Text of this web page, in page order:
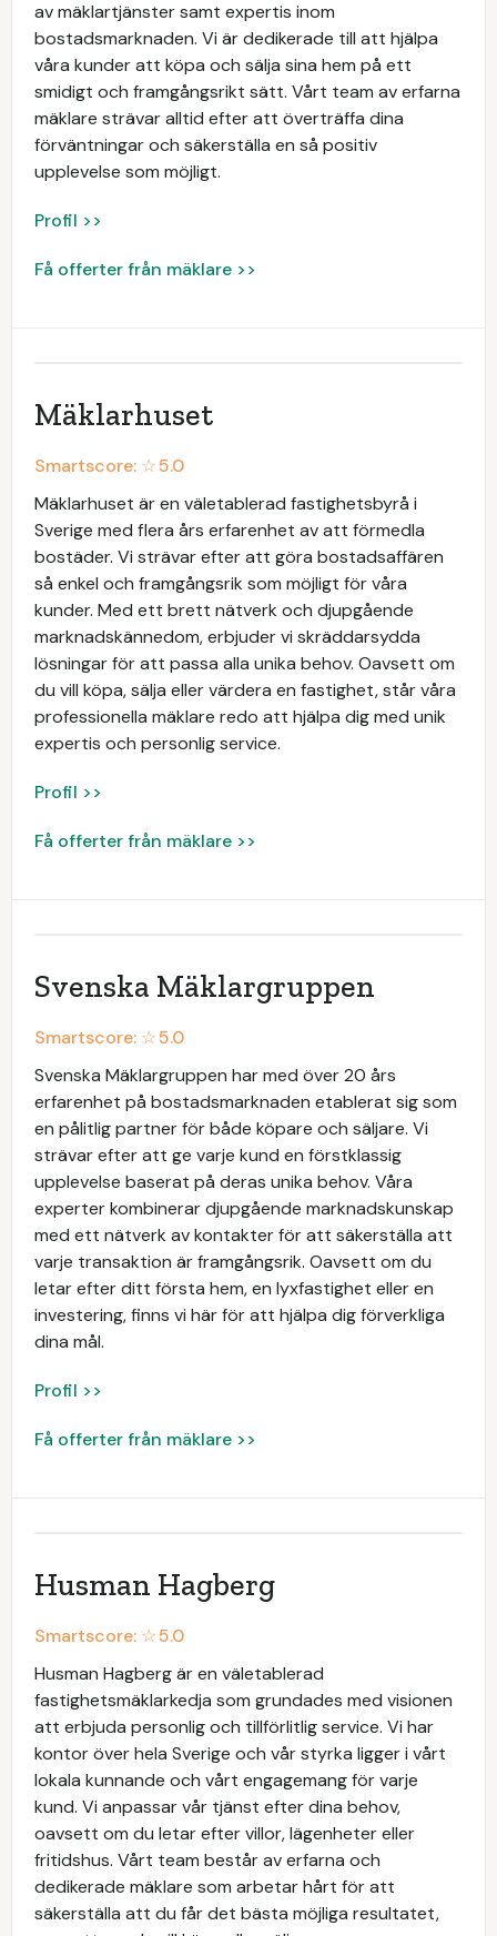
av mäklartjänster samt expertis inom
bostadsmarknaden. Vi är dedikerade till att hjälpa
våra kunder att köpa och sälja sina hem på ett
smidigt och framgångsrikt sätt. Vårt team av erfarna
mäklare strävar alltid efter att överträffa dina
förväntningar och säkerställa en så positiv
upplevelse som möjligt.
Profil >>
Få offerter från mäklare >>
Mäklarhuset
Smartscore: ☆5.0
Mäklarhuset är en väletablerad fastighetsbyrå i
Sverige med flera års erfarenhet av att förmedla
bostäder. Vi strävar efter att göra bostadsaffären
så enkel och framgångsrik som möjligt för våra
kunder. Med ett brett nätverk och djupgående
marknadskännedom, erbjuder vi skräddarsydda
lösningar för att passa alla unika behov. Oavsett om
du vill köpa, sälja eller värdera en fastighet, står våra
professionella mäklare redo att hjälpa dig med unik
expertis och personlig service.
Profil >>
Få offerter från mäklare >>
Svenska Mäklargruppen
Smartscore: ☆5.0
Svenska Mäklargruppen har med över 20 års
erfarenhet på bostadsmarknaden etablerat sig som
en pålitlig partner för både köpare och säljare. Vi
strävar efter att ge varje kund en förstklassig
upplevelse baserat på deras unika behov. Våra
experter kombinerar djupgående marknadskunskap
med ett nätverk av kontakter för att säkerställa att
varje transaktion är framgångsrik. Oavsett om du
letar efter ditt första hem, en lyxfastighet eller en
investering, finns vi här för att hjälpa dig förverkliga
dina mål.
Profil >>
Få offerter från mäklare >>
Husman Hagberg
Smartscore: ☆5.0
Husman Hagberg är en väletablerad
fastighetsmäklarkedja som grundades med visionen
att erbjuda personlig och tillförlitlig service. Vi har
kontor över hela Sverige och vår styrka ligger i vårt
lokala kunnande och vårt engagemang för varje
kund. Vi anpassar vår tjänst efter dina behov,
oavsett om du letar efter villor, lägenheter eller
fritidshus. Vårt team består av erfarna och
dedikerade mäklare som arbetar hårt för att
säkerställa att du får det bästa möjliga resultatet,